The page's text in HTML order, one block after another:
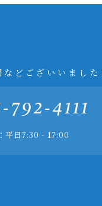
などございいまし
792-4111
平日7:30 - 17:00